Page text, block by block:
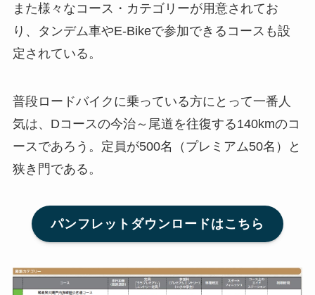
また様々なコース・カテゴリーが用意されてお
り、タンデム車やE-Bikeで参加できるコースも設
定されている。
普段ロードバイクに乗っている方にとって一番人
気は、Dコースの今治～尾道を往復する140kmのコ
ースであろう。定員が500名（プレミアム50名）と
狭き門である。
パンフレットダウンロードはこちら